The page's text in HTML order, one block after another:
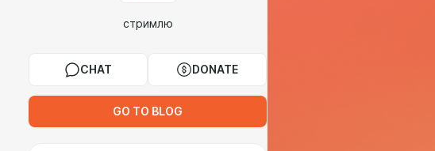
стримлю
CHAT DONATE
GO TO BLOG